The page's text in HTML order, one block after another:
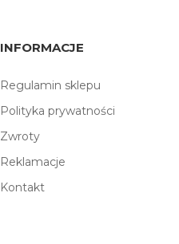
INFORMACJE
Regulamin sklepu
Polityka prywatności
Zwroty
Reklamacje
Kontakt